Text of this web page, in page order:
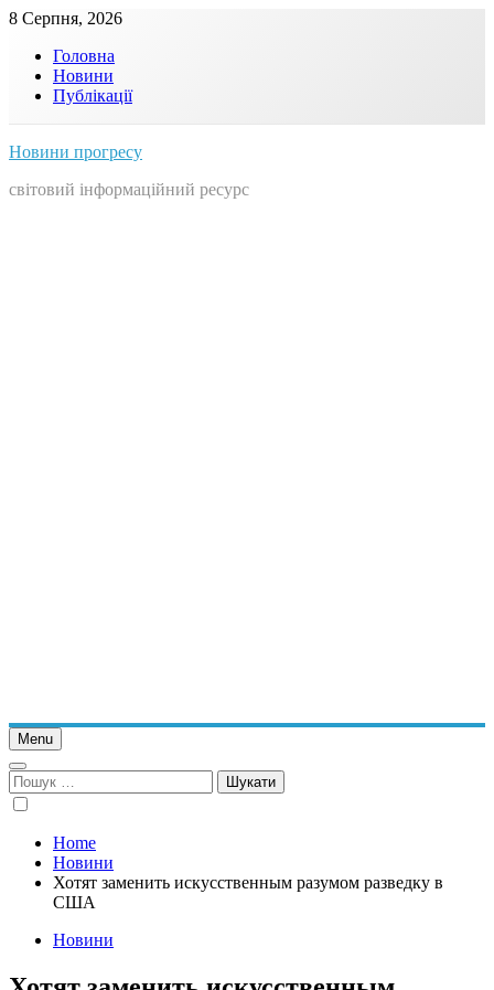
Skip
content
8 Серпня, 2026
Головна
Новини
Публікації
Новини прогресу
світовий інформаційний ресурс
Menu
Пошук:
Home
Новини
Хотят заменить искусственным разумом разведку в
США
Новини